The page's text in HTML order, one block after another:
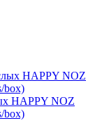
HAPPY NOZ
box)